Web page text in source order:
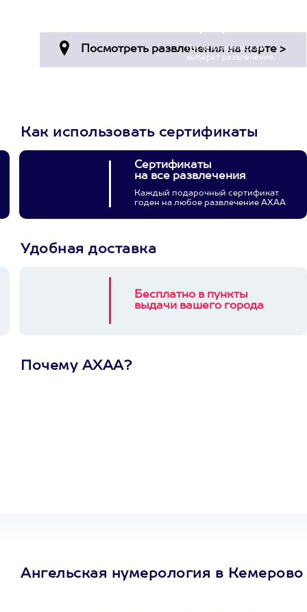
Пусть владелец сам
выберет развлечение.
Как использовать сертификаты
Сертификаты
на все развлечения
Каждый подарочный сертификат
годен на любое развлечение АХАА
Удобная доставка
Бесплатно в пункты
выдачи вашего города
Почему АХАА?
Ангельская нумерология в Кемерово